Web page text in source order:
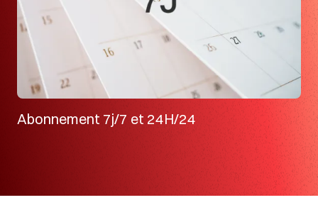
Abonnement 7j/7 et 24H/24